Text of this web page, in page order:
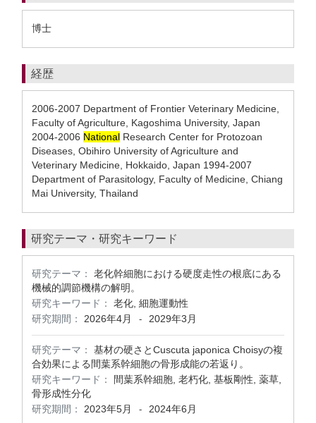
博士
経歴
2006-2007 Department of Frontier Veterinary Medicine,
Faculty of Agriculture, Kagoshima University, Japan
2004-2006 National Research Center for Protozoan
Diseases, Obihiro University of Agriculture and
Veterinary Medicine, Hokkaido, Japan 1994-2007
Department of Parasitology, Faculty of Medicine, Chiang
Mai University, Thailand
研究テーマ・研究キーワード
研究テーマ：
老化幹細胞における硬度走性の根底にある
機械的調節機構の解明。
研究キーワード：
老化, 細胞運動性
研究期間：
2026年4月 - 2029年3月
研究テーマ：
基材の硬さとCuscuta japonica Choisyの複
合効果による間葉系幹細胞の骨形成能の若返り。
研究キーワード：
間葉系幹細胞, 老朽化, 基板剛性, 薬草,
骨形成性分化
研究期間：
2023年5月 - 2024年6月